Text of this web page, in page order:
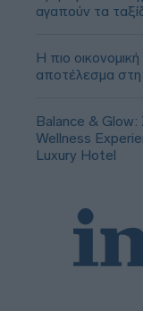
αγαπούν τα
Η πιο
αποτέλεσμα στη
Balance &
Wellness
Luxury Hotel